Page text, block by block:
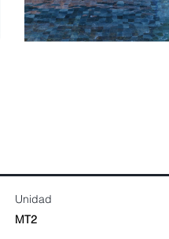
Unidad
MT2